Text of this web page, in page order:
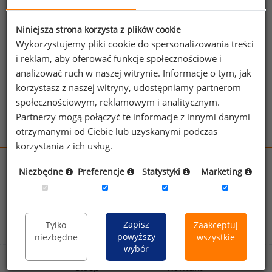
wspiera finansowo organizacje charytatywne oraz
Link do strony stowarzyszenia:http://www.iwci.org/
Zobacz więcej stowarzyszeń
wynagrodzenia.pl
sedlak.pl
kfw.sedlak.pl
badania
HR.pl wskaznikiHR.pl
Sklep Kontakt
Niniejsza strona korzysta z plików cookie
Wykorzystujemy pliki cookie do spersonalizowania treści
i reklam, aby oferować funkcje społecznościowe i
analizować ruch w naszej witrynie. Informacje o tym, jak
korzystasz z naszej witryny, udostępniamy partnerom
społecznościowym, reklamowym i analitycznym.
Partnerzy mogą połączyć te informacje z innymi danymi
otrzymanymi od Ciebie lub uzyskanymi podczas
korzystania z ich usług.
Niezbędne Preferencje Statystyki Marketing
Tylko
niezbędne
Zapisz
powyższy
wybór
Zaakceptuj
wszystkie